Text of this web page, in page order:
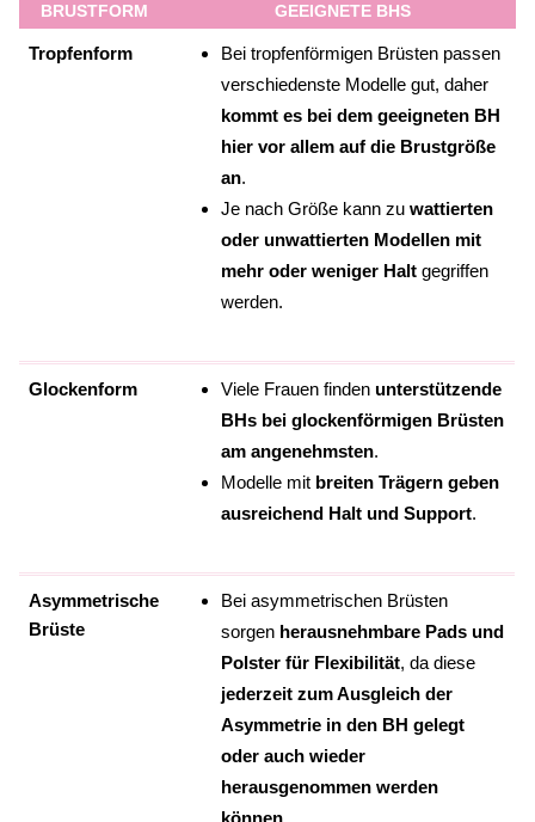
BRUSTFORM GEEIGNETE BHS
Tropfenform
Bei tropfenförmigen Brüsten passen
verschiedenste Modelle gut, daher
kommt es bei dem geeigneten BH
hier vor allem auf die Brustgröße
an.
Je nach Größe kann zu wattierten
oder unwattierten Modellen mit
mehr oder weniger Halt gegriffen
werden.
Glockenform Viele Frauen finden unterstützende
BHs bei glockenförmigen Brüsten
am angenehmsten.
Modelle mit breiten Trägern geben
ausreichend Halt und Support.
Asymmetrische
Brüste
Bei asymmetrischen Brüsten
sorgen herausnehmbare Pads und
Polster für Flexibilität, da diese
jederzeit zum Ausgleich der
Asymmetrie in den BH gelegt
oder auch wieder
herausgenommen werden
können